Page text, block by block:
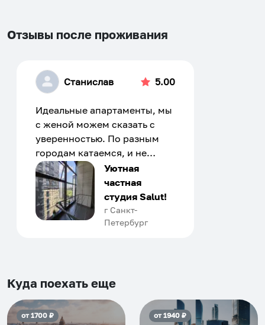
Отзывы после проживания
Станислав 5.00
Идеальные апартаменты, мы
с женой можем сказать с
уверенностью. По разным
городам катаемся, и не
только в России. Сервис на
отличном уровне. Хозяин
апартаментов доброй души
человек, всегда можно
договориться, подскажет
приезжать еще...
Уютная
частная
студия Salut!
г Санкт-
Петербург
Куда поехать еще
от1700₽ от1940₽